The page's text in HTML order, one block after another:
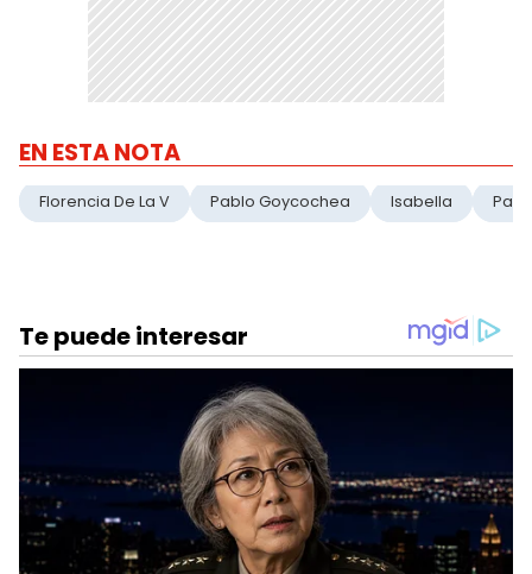
EN ESTA NOTA
Florencia De La V Pablo Goycochea Isabella Paul